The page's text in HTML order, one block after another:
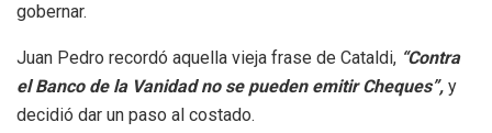
gobernar.
Juan Pedro recordó aquella vieja frase de Cataldi, “Contra
el Banco de la Vanidad no se pueden emitir Cheques”, y
decidió dar un paso al costado.